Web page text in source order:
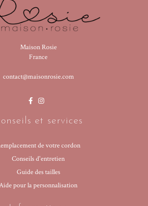
Maison Rosie
France
contact@maisonrosie.com
et services
de votre cordon
Conseils d'entretien
Guide des tailles
pour la personnalisation